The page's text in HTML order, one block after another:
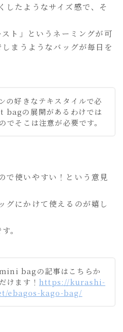
たようなサイズ感で、そ
ト」というネーミングが可
まうようなバッグが毎日を
の好きなテキスタイルで必
bagの展開があるわけでは
でそこは注意が必要です。
使いやすい！という意見
にかけて使えるのが嬉し
。
bagの記事はこちらか
けます！ https://kurashi-
ebagos-kago-bag/